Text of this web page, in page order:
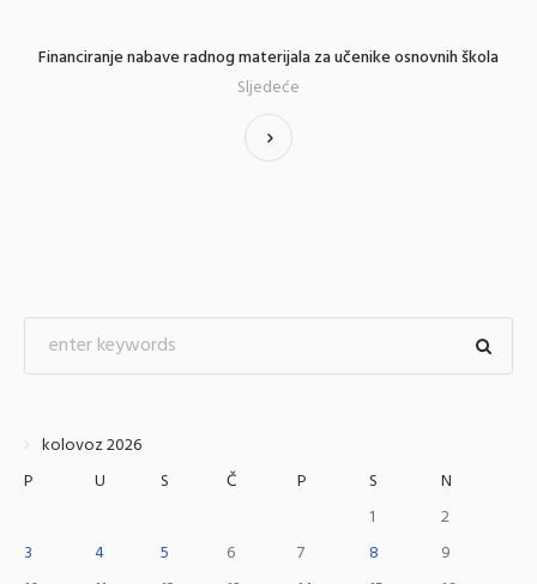
Financiranje nabave radnog materijala za učenike osnovnih škola
Sljedeće
kolovoz 2026
P
U S Č P S
N
1
2
3
4 5 6 7 8
9